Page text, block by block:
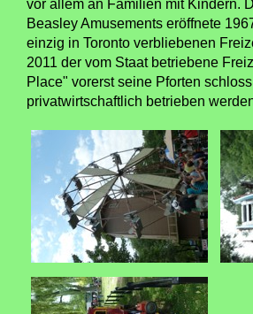
vor allem an Familien mit Kindern.
Beasley Amusements eröffnete
einzig in Toronto verbliebenen
2011 der vom Staat betriebene
Place" vorerst seine Pforten
privatwirtschaftlich betrieben